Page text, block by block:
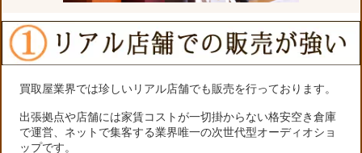
買取屋業界では珍しいリアル店舗でも販売を行っております。
出張拠点や店舗には家賃コストが一切掛からない格安空き倉庫
で運営、ネットで集客する業界唯一の次世代型オーディオショ
ップです。